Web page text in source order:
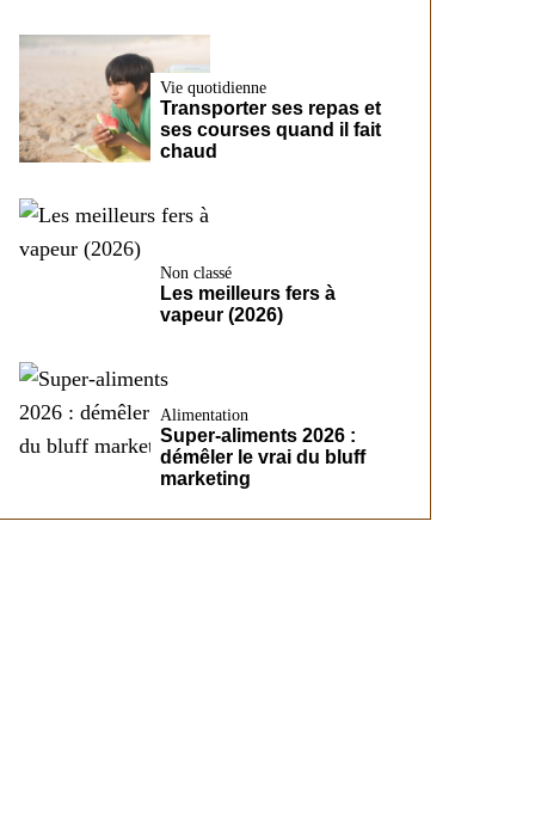
Vie quotidienne
Transporter ses repas et
ses courses quand il fait
chaud
Non classé
Les meilleurs fers à
vapeur (2026)
Alimentation
Super-aliments 2026 :
démêler le vrai du bluff
marketing